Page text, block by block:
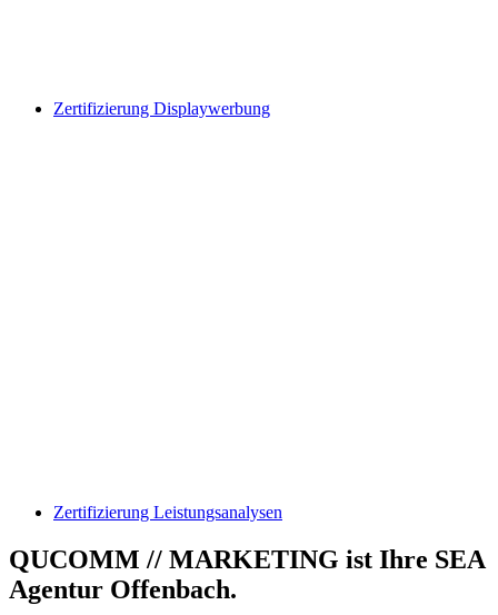
Zertifizierung Displaywerbung
Zertifizierung Leistungsanalysen
QUCOMM // MARKETING ist Ihre SEA
Agentur Offenbach.